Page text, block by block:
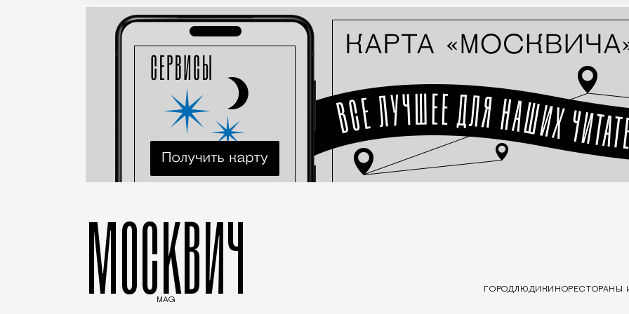
МОСКВИЧ
MAG
ГОРОДЛЮДИ КИНОРЕСТОРАНЫ